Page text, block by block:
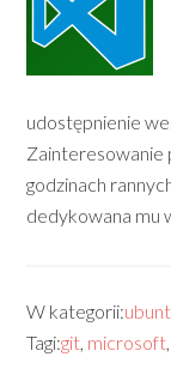
udostępnienie
Zainteresowanie
godzinach
dedykowana mu
W kategorii:
Tagi:git, microsoft,